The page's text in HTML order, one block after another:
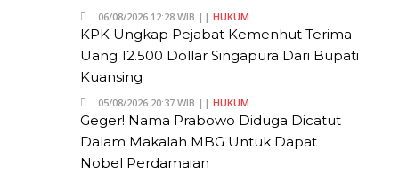
06/08/2026 12:28 WIB || HUKUM
KPK Ungkap Pejabat Kemenhut Terima
Uang 12.500 Dollar Singapura Dari Bupati
Kuansing
05/08/2026 20:37 WIB || HUKUM
Geger! Nama Prabowo Diduga Dicatut
Dalam Makalah MBG Untuk Dapat
Nobel Perdamaian